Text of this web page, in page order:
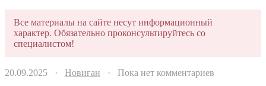
Все материалы на сайте несут информационный
характер. Обязательно проконсультируйтесь со
специалистом!
20.09.2025 · Новиган · Пока нет комментариев